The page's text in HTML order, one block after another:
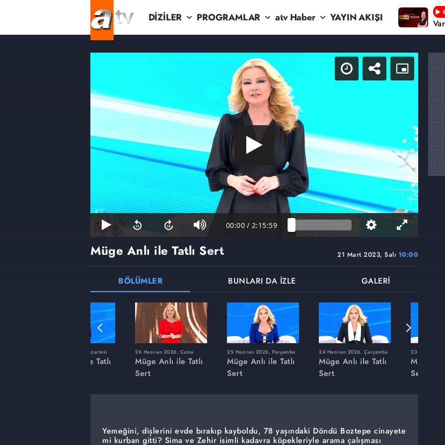
DİZİLER PROGRAMLAR atv Haber YAYIN AKIŞI
00:00 / 2:15:59
21 Mart 2023, Salı 10:00
Müge Anlı ile Tatlı Sert
BÖLÜMLER BUNLARI DA İZLE GALERİ
8 Haziran 2026, Pazartesi
Müge Anlı ile Tatlı
26 Haziran 2026, Cuma
Müge Anlı ile Tatlı
Sert
25 Haziran 2026, Perşembe
Müge Anlı ile Tatlı
Sert
24 Haziran 2026, Çarşamba
Müge Anlı ile Tatlı
Sert
23 Haziran
Müge
Sert
Yemeğini, dişlerini evde bırakıp kayboldu, 78 yaşındaki Döndü Boztepe cinayete
mi kurban gitti? Sima ve Zehir isimli kadavra köpekleriyle arama çalışması